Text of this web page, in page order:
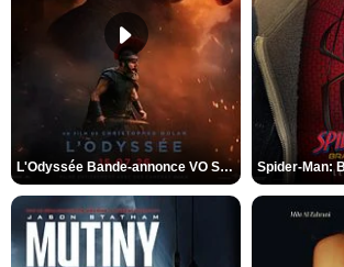
L'Odyssée Bande-annonce VO STFR